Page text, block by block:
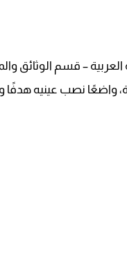
ديسمبر عام 1975، وتخرج في كلية